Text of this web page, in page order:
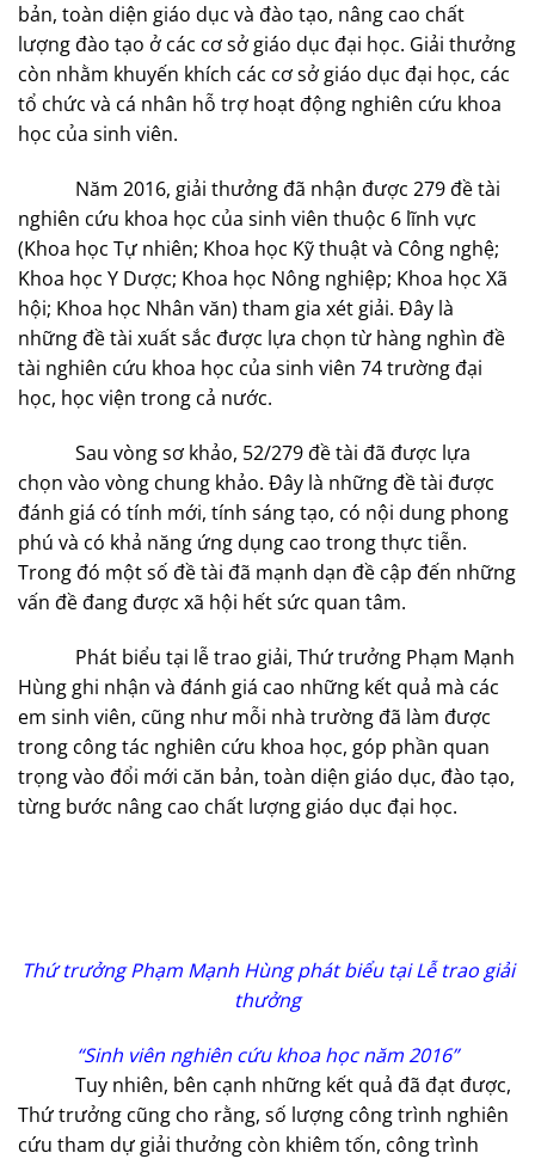
bản, toàn diện giáo dục và đào tạo, nâng cao chất
lượng đào tạo ở các cơ sở giáo dục đại học. Giải thưởng
còn nhằm khuyến khích các cơ sở giáo dục đại học, các
tổ chức và cá nhân hỗ trợ hoạt động nghiên cứu khoa
học của sinh viên.
Năm 2016, giải thưởng đã nhận được 279 đề tài
nghiên cứu khoa học của sinh viên thuộc 6 lĩnh vực
(Khoa học Tự nhiên; Khoa học Kỹ thuật và Công nghệ;
Khoa học Y Dược; Khoa học Nông nghiệp; Khoa học Xã
hội; Khoa học Nhân văn) tham gia xét giải. Đây là
những đề tài xuất sắc được lựa chọn từ hàng nghìn đề
tài nghiên cứu khoa học của sinh viên 74 trường đại
học, học viện trong cả nước.
Sau vòng sơ khảo, 52/279 đề tài đã được lựa
chọn vào vòng chung khảo. Đây là những đề tài được
đánh giá có tính mới, tính sáng tạo, có nội dung phong
phú và có khả năng ứng dụng cao trong thực tiễn.
Trong đó một số đề tài đã mạnh dạn đề cập đến những
vấn đề đang được xã hội hết sức quan tâm.
Phát biểu tại lễ trao giải, Thứ trưởng Phạm Mạnh
Hùng ghi nhận và đánh giá cao những kết quả mà các
em sinh viên, cũng như mỗi nhà trường đã làm được
trong công tác nghiên cứu khoa học, góp phần quan
trọng vào đổi mới căn bản, toàn diện giáo dục, đào tạo,
từng bước nâng cao chất lượng giáo dục đại học.
Thứ trưởng Phạm Mạnh Hùng phát biểu tại Lễ trao giải
thưởng
“Sinh viên nghiên cứu khoa học năm 2016”
Tuy nhiên, bên cạnh những kết quả đã đạt được,
Thứ trưởng cũng cho rằng, số lượng công trình nghiên
cứu tham dự giải thưởng còn khiêm tốn, công trình